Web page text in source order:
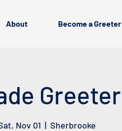
About Become a Greeter
Nov 01
  |
Sherbrooke